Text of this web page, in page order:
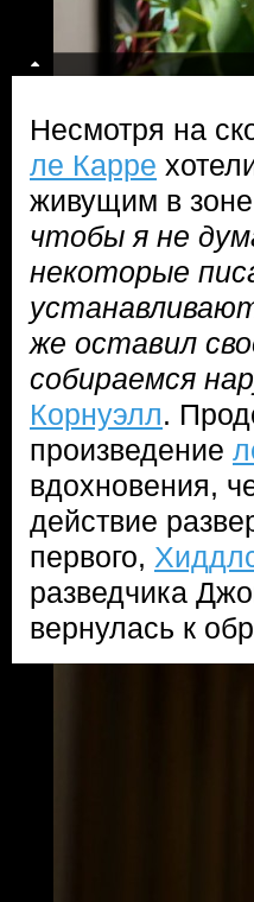
Несмотря на
ле Карре
живущим в
чтобы я не
некоторые
же оставил
собираемся
Корнуэлл.
произведение
вдохновения,
действие
первого,
разведчика
вернулась к